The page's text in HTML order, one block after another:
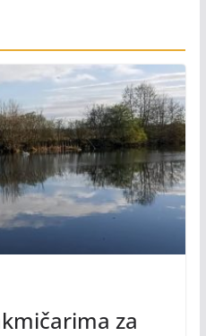
za